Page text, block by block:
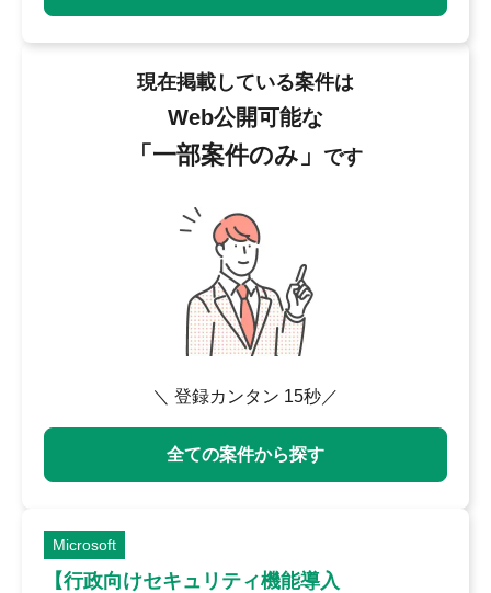
現在掲載している案件は
Web公開可能な
「一部案件のみ」 です
＼ 登録カンタン 15秒／
全ての案件から探す
Microsoft
【行政向けセキュリティ機能導入